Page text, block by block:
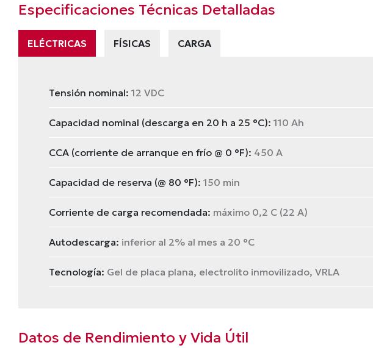
Especificaciones Técnicas Detalladas
ELÉCTRICAS FÍSICAS CARGA
Tensión nominal: 12 VDC
Capacidad nominal (descarga en 20 h a 25 °C): 110 Ah
CCA (corriente de arranque en frío @ 0 °F): 450 A
Capacidad de reserva (@ 80 °F): 150 min
Corriente de carga recomendada: máximo 0,2 C (22 A)
Autodescarga: inferior al 2% al mes a 20 °C
Tecnología: Gel de placa plana, electrolito inmovilizado, VRLA
Datos de Rendimiento y Vida Útil